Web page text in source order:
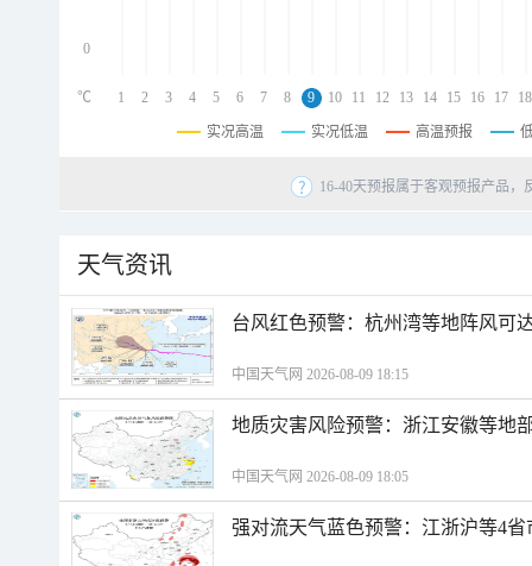
0
1 2 3 4 5 6 7 8 9 10 11 12 13 14 15 16 17 18
℃
实况高温 实况低温 高温预报
16-40天预报属于客观预报产品
天气资讯
台风红色预警：杭州湾等地阵风可
中国天气网 2026-08-09 18:15
地质灾害风险预警：浙江安徽等地
中国天气网 2026-08-09 18:05
强对流天气蓝色预警：江浙沪等4